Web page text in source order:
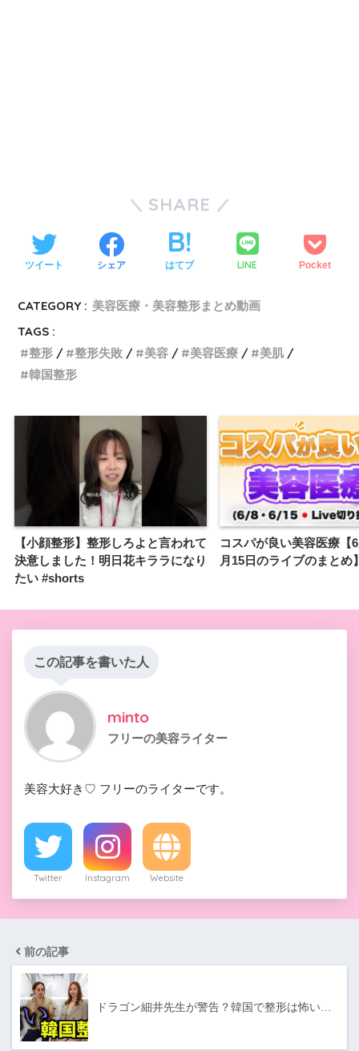
SHARE
ツイート シェア はてブ LINE Pocket
CATEGORY : 美容医療・美容整形まとめ動画
TAGS :
整形
整形失敗 美容 美容医療
美肌
韓国整形
【小顔整形】整形しろよと言われて
決意しました！明日花キララになり
たい #shorts
コスパが良い美容医療【
月15日のライブのまとめ
この記事を書いた人
minto
フリーの美容ライター
美容大好き♡ フリーのライターです。
Twitter Instagram Website
前の記事
ドラゴン細井先生が警告？韓国で整形は怖い…